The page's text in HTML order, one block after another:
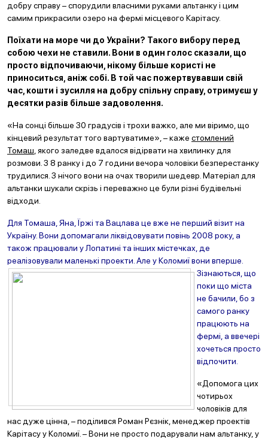
добру справу – спорудили власними руками альтанку і цим
самим прикрасили озеро на фермі місцевого Карітасу.
Поїхати на море чи до України? Такого вибору перед
собою чехи не ставили. Вони в один голос сказали, що
просто відпочиваючи, нікому більше користі не
приноситься, аніж собі. В той час пожертвувавши свій
час, кошти і зусилля на добру спільну справу, отримуєш у
десятки разів більше задоволення.
«На сонці більше 30 градусів і трохи важко, але ми віримо, що
кінцевий результат того вартуватиме», – каже стомлений
Томаш , якого заледве вдалося відірвати на хвилинку для
розмови. З 8 ранку і до 7 години вечора чоловіки безперестанку
трудилися. З нічого вони на очах творили шедевр. Матеріал для
альтанки шукали скрізь і переважно це були різні будівельні
відходи.
Для Томаша, Яна, Їржі та Вацлава це вже не перший візит на
Україну. Вони допомагали ліквідовувати повінь 2008 року, а
також працювали у Лопатині та інших містечках, де
реалізовували маленькі проекти. Але у Коломиї вони вперше.
Зізнаються, що
поки що міста
не бачили, бо з
самого ранку
працюють на
фермі, а ввечері
хочеться просто
відпочити.
«Допомога цих
чотирьох
чоловіків для
нас дуже цінна, – поділився Роман Рєзнік, менеджер проектів
Карітасу у Коломиї. – Вони не просто подарували нам альтанку, у